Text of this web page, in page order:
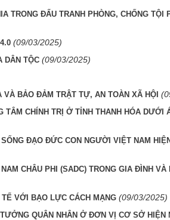
TRONG ĐẤU TRANH PHÒNG, CHỐNG TỘI
(09/03/2025)
DÂN TỘC (09/03/2025)
BẢO ĐẢM TRẬT TỰ, AN TOÀN XÃ HỘI
TÂM CHÍNH TRỊ Ở TỈNH THANH HÓA DƯỚI
ĐẠO ĐỨC CON NGƯỜI VIỆT NAM
CHÂU PHI (SADC) TRONG GIA ĐÌNH VÀ
VỚI BẠO LỰC CÁCH MẠNG (09/03/2025)
QUÂN NHÂN Ở ĐƠN VỊ CƠ SỞ HIỆN